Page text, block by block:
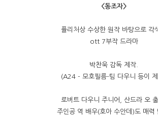
<동조자>
퓰리처상 수상한 원작 바탕으로 각
ott 7부작 드라마
박찬욱 감독 제작.
(A24 - 모호필름-팀 다우니 등이
로버트 다우니 주니어, 산드라 오 출
주인공 역 배우(호아 수안데)도 매력